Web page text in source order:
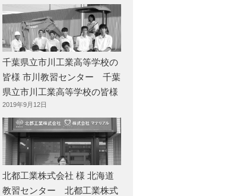
千葉県立市川工業高等学校の
皆様 市川教習センター 千葉
県立市川工業高等学校の皆様
2019年9月12日
北都工業株式会社 様 北海道
教習センター 北都工業株式